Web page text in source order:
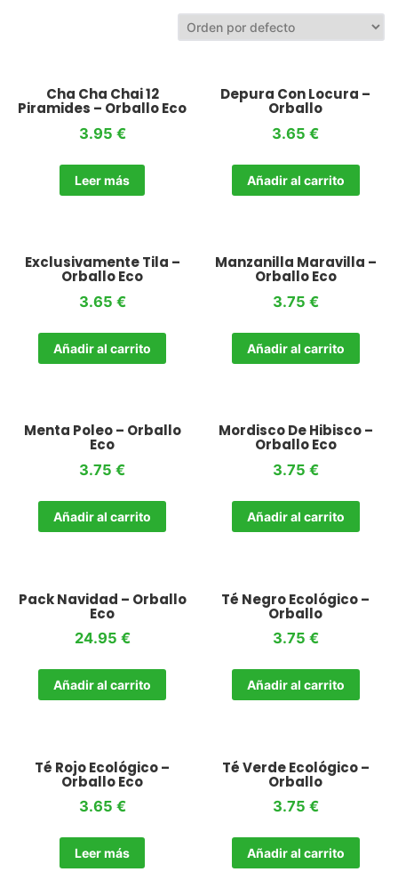
Cha Cha Chai 12
Piramides – Orballo Eco
3.95 €
Leer más
Depura Con Locura –
Orballo
3.65€
Añadir al carrito
Exclusivamente Tila –
Orballo Eco
3.65 €
Añadir al carrito
Manzanilla Maravilla –
Orballo Eco
3.75 €
Añadir al carrito
Menta Poleo – Orballo
Eco
3.75€
Añadir al carrito
Mordisco De Hibisco –
Orballo Eco
3.75 €
Añadir al carrito
Pack Navidad – Orballo
Eco
24.95 €
Añadir al carrito
Té Negro Ecológico –
Orballo
3.75 €
Añadir al carrito
Té Rojo Ecológico –
Orballo Eco
3.65 €
Leer más
Té Verde Ecológico –
Orballo
3.75 €
Añadir al carrito